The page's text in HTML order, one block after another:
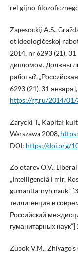
religijno-
Zapesockij A.S.,
ot ideologičeskoj
2014, nr 6293 (21),
дипломом. Должны ли
работы?,
6293 (21), 31
https://rg.ru/2014/01/
Zarycki T., Kapitał
Warszawa 2008,
DOI: https://doi.org/
Zolotarev O.V.,
„Intelligenciâ i mir.
gumanitarnyh nauk”
теллигенция в
Российский
гуманитарных
Zubok V.M.,